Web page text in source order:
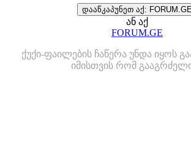
დააწკაპუნეთ აქ:
ან აქ
FORUM.GE
ქუქი-ფაილების ჩაწერა უნდა იყოს
იმისთვის რომ